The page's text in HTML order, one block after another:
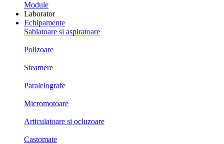
Module
Laborator
Echipamente
Sablatoare si aspiratoare
Polizoare
Steamere
Paralelografe
Micromotoare
Articulatoare si ocluzoare
Castomate